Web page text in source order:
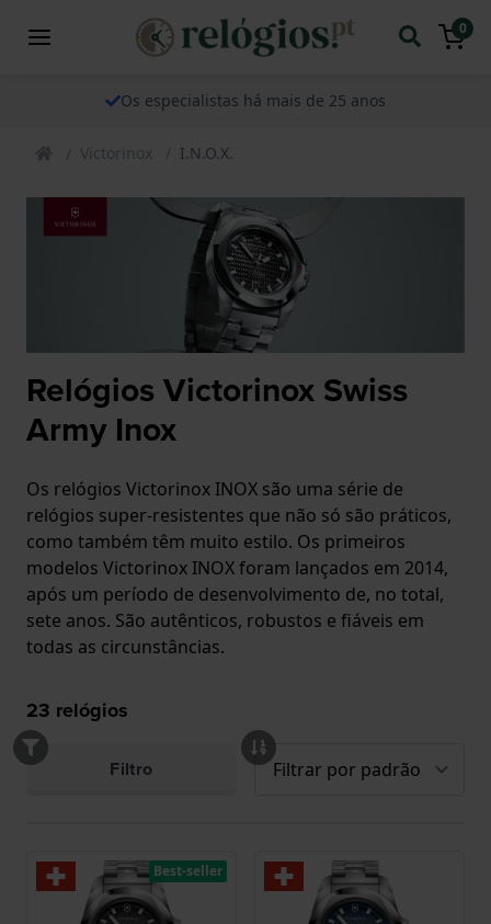
0
Os especialistas há mais de 25 anos
Victorinox I.N.O.X.
Relógios Victorinox Swiss
Army Inox
Os relógios Victorinox INOX são uma série de
relógios super-resistentes que não só são práticos,
como também têm muito estilo. Os primeiros
modelos Victorinox INOX foram lançados em 2014,
após um período de desenvolvimento de, no total,
sete anos. São autênticos, robustos e fiáveis em
todas as circunstâncias.
23 relógios
Filtro
Best-seller